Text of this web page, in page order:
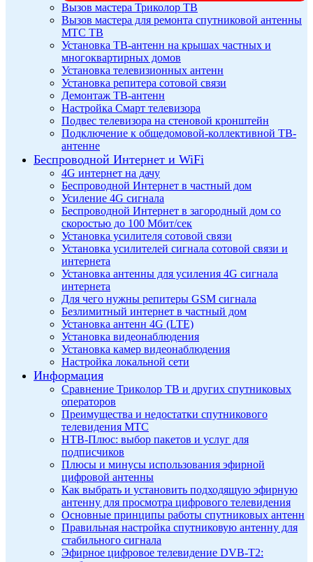
Вызов мастера Триколор ТВ
Вызов мастера для ремонта спутниковой антенны
МТС ТВ
Установка ТВ-антенн на крышах частных и
многоквартирных домов
Установка телевизионных антенн
Установка репитера сотовой связи
Демонтаж ТВ-антенн
Настройка Смарт телевизора
Подвес телевизора на стеновой кронштейн
Подключение к общедомовой-коллективной ТВ-
антенне
Беспроводной Интернет и WiFi
4G интернет на дачу
Беспроводной Интернет в частный дом
Усиление 4G сигнала
Беспроводной Интернет в загородный дом со
скоростью до 100 Мбит/сек
Установка усилителя сотовой связи
Установка усилителей сигнала сотовой связи и
интернета
Установка антенны для усиления 4G сигнала
интернета
Для чего нужны репитеры GSM сигнала
Безлимитный интернет в частный дом
Установка антенн 4G (LTE)
Установка видеонаблюдения
Установка камер видеонаблюдения
Настройка локальной сети
Информация
Сравнение Триколор ТВ и других спутниковых
операторов
Преимущества и недостатки спутникового
телевидения МТС
НТВ-Плюс: выбор пакетов и услуг для
подписчиков
Плюсы и минусы использования эфирной
цифровой антенны
Как выбрать и установить подходящую эфирную
антенну для просмотра цифрового телевидения
Основные принципы работы спутниковых антенн
Правильная настройка спутниковую антенну для
стабильного сигнала
Эфирное цифровое телевидение DVB-T2: